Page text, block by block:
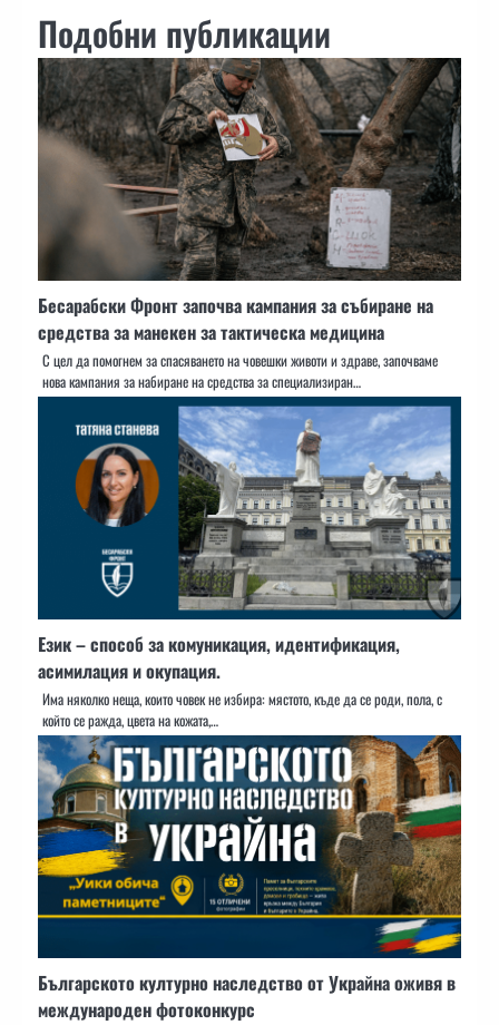
Подобни публикации
Бесарабски Фронт започва кампания за събиране на
средства за манекен за тактическа медицина
С цел да помогнем за спасяването на човешки животи и здраве, започваме
нова кампания за набиране на средства за специализиран…
Език – способ за комуникация, идентификация,
асимилация и окупация.
Има няколко неща, които човек не избира: мястото, къде да се роди, пола, с
който се ражда, цвета на кожата,…
Българското културно наследство от Украйна оживя в
международен фотоконкурс